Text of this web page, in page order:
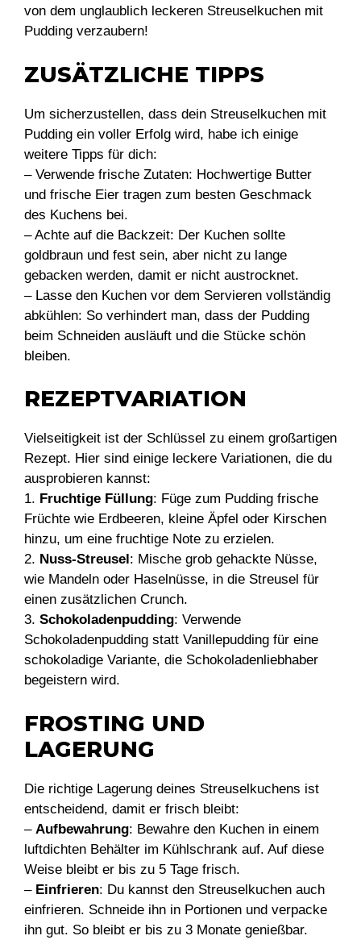
von dem unglaublich leckeren Streuselkuchen mit
Pudding verzaubern!
ZUSÄTZLICHE TIPPS
Um sicherzustellen, dass dein Streuselkuchen mit
Pudding ein voller Erfolg wird, habe ich einige
weitere Tipps für dich:
– Verwende frische Zutaten: Hochwertige Butter
und frische Eier tragen zum besten Geschmack
des Kuchens bei.
– Achte auf die Backzeit: Der Kuchen sollte
goldbraun und fest sein, aber nicht zu lange
gebacken werden, damit er nicht austrocknet.
– Lasse den Kuchen vor dem Servieren vollständig
abkühlen: So verhindert man, dass der Pudding
beim Schneiden ausläuft und die Stücke schön
bleiben.
REZEPTVARIATION
Vielseitigkeit ist der Schlüssel zu einem großartigen
Rezept. Hier sind einige leckere Variationen, die du
ausprobieren kannst:
1. Fruchtige Füllung: Füge zum Pudding frische
Früchte wie Erdbeeren, kleine Äpfel oder Kirschen
hinzu, um eine fruchtige Note zu erzielen.
2. Nuss-Streusel: Mische grob gehackte Nüsse,
wie Mandeln oder Haselnüsse, in die Streusel für
einen zusätzlichen Crunch.
3. Schokoladenpudding: Verwende
Schokoladenpudding statt Vanillepudding für eine
schokoladige Variante, die Schokoladenliebhaber
begeistern wird.
FROSTING UND
LAGERUNG
Die richtige Lagerung deines Streuselkuchens ist
entscheidend, damit er frisch bleibt:
– Aufbewahrung: Bewahre den Kuchen in einem
luftdichten Behälter im Kühlschrank auf. Auf diese
Weise bleibt er bis zu 5 Tage frisch.
– Einfrieren: Du kannst den Streuselkuchen auch
einfrieren. Schneide ihn in Portionen und verpacke
ihn gut. So bleibt er bis zu 3 Monate genießbar.